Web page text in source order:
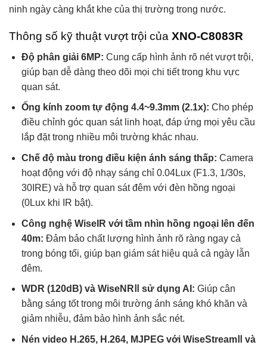
ninh ngày càng khắt khe của thị trường trong nước.
Thông số kỹ thuật vượt trội của XNO-C8083R
Độ phân giải 6MP: Cung cấp hình ảnh rõ nét vượt trội,
giúp bạn dễ dàng theo dõi mọi chi tiết trong khu vực
quan sát.
Ống kính zoom tự động 4.4~9.3mm (2.1x): Cho phép
điều chỉnh góc quan sát linh hoạt, đáp ứng mọi yêu cầu
lắp đặt trong nhiều môi trường khác nhau.
Chế độ màu trong điều kiện ánh sáng thấp: Camera
hoạt động với độ nhạy sáng chỉ 0.04Lux (F1.3, 1/30s,
30IRE) và hỗ trợ quan sát đêm với đèn hồng ngoại
(0Lux khi IR bật).
Công nghệ WiseIR với tầm nhìn hồng ngoại lên đến
40m: Đảm bảo chất lượng hình ảnh rõ ràng ngay cả
trong bóng tối, giúp bạn giám sát hiệu quả cả ngày lẫn
đêm.
WDR (120dB) và WiseNRⅡ sử dụng AI: Giúp cân
bằng sáng tốt trong môi trường ánh sáng khó khăn và
giảm nhiễu, đảm bảo hình ảnh sắc nét.
Nén video H.265, H.264, MJPEG với WiseStreamⅡ và